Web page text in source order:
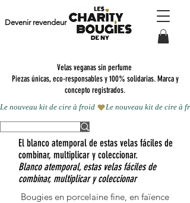
Velas veganas sin perfume
Piezas únicas, eco-responsables y 100% solidarias. Marca y
concepto registrados.
Devenir revendeur
Le nouveau kit de cire à froid
El blanco atemporal de estas velas fáciles de
combinar, multiplicar y coleccionar.
Blanco atemporal, estas velas fáciles de
combinar, multiplicar y coleccionar
Bougies en porcelaine fine, en faïence